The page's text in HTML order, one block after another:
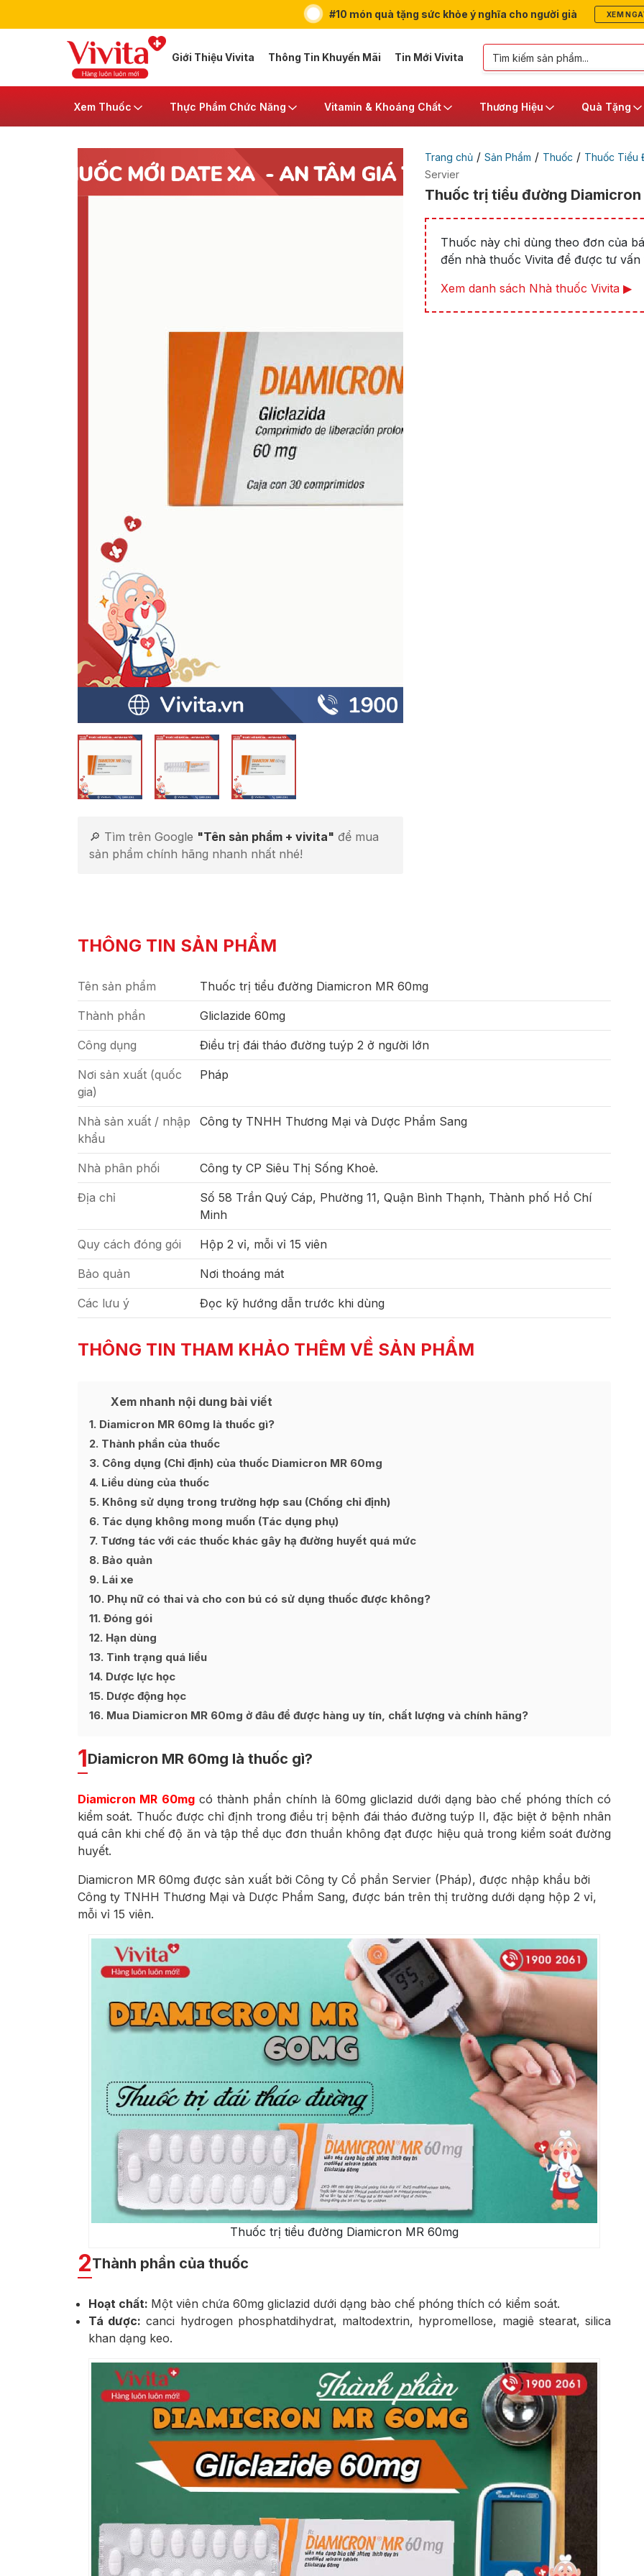
#10 món quà tặng sức khỏe ý nghĩa cho người già XEM
Giới Thiệu Vivita Thông Tin Khuyến Mãi Tin Mới Vivita
Xem Thuốc Thực Phẩm Chức Năng Vitamin & Khoáng Chất Thương Hiệu Quà Tặng
🔎 Tìm trên Google "Tên sản phẩm + vivita" để mua
sản phẩm chính hãng nhanh nhất nhé!
Trang chủ/ Sản Phẩm / Thuốc / Thuốc Tiểu
Servier
Thuốc trị tiểu đường
Thuốc này chỉ dùng theo đơn của
đến nhà thuốc Vivita để được tư vấn
Xem danh sách Nhà thuốc Vivita ▶
THÔNG TIN SẢN PHẨM
Tên sản phẩm Thuốc trị tiểu đường Diamicron MR 60mg
Thành phần Gliclazide 60mg
Công dụng Điều trị đái tháo đường tuýp 2 ở người lớn
Nơi sản xuất (quốc
gia)
Pháp
Nhà sản xuất / nhập
khẩu
Công ty TNHH Thương Mại và Dược Phẩm Sang
Nhà phân phối Công ty CP Siêu Thị Sống Khoẻ.
Địa chỉ
Số 58 Trần Quý Cáp, Phường 11, Quận Bình Thạnh, Thành phố Hồ Chí
Minh
Quy cách đóng gói Hộp 2 vỉ, mỗi vỉ 15 viên
Bảo quản Nơi thoáng mát
Các lưu ý Đọc kỹ hướng dẫn trước khi dùng
THÔNG TIN THAM KHẢO THÊM VỀ SẢN PHẨM
Xem nhanh nội dung bài viết
Ẩn
1 Diamicron MR 60mg là thuốc gì?
2 Thành phần của thuốc
3 Công dụng (Chỉ định) của thuốc Diamicron MR 60mg
4 Liều dùng của thuốc
5 Không sử dụng trong trường hợp sau (Chống chỉ định)
6 Tác dụng không mong muốn (Tác dụng phụ)
7 Tương tác với các thuốc khác gây hạ đường huyết quá mức
8 Bảo quản
9 Lái xe
10 Phụ nữ có thai và cho con bú có sử dụng thuốc được không?
11 Đóng gói
12 Hạn dùng
13 Tình trạng quá liều
14 Dược lực học
15 Dược động học
16 Mua Diamicron MR 60mg ở đâu để được hàng uy tín, chất lượng và chính hãng?
1Diamicron MR 60mg là thuốc gì?
Diamicron MR 60mgcó thành phần chính là 60mg gliclazid dưới dạng bào chế phóng thích có
kiểm soát. Thuốc được chỉ định trong điều trị bệnh đái tháo đường tuýp II, đặc biệt ở bệnh nhân
quá cân khi chế độ ăn và tập thể dục đơn thuần không đạt được hiệu quả trong kiểm soát đường
huyết.
Diamicron MR 60mg được sản xuất bởi Công ty Cổ phần Servier (Pháp), được nhập khẩu bởi
Công ty TNHH Thương Mại và Dược Phẩm Sang, được bán trên thị trường dưới dạng hộp 2 vỉ,
mỗi vỉ 15 viên.
Thuốc trị tiểu đường Diamicron MR 60mg
2Thành phần của thuốc
Hoạt chất: Một viên chứa 60mg gliclazid dưới dạng bào chế phóng thích có kiểm soát.
Tá dược: canci hydrogen phosphatdihydrat, maltodextrin, hypromellose, magiê stearat, silica
khan dạng keo.